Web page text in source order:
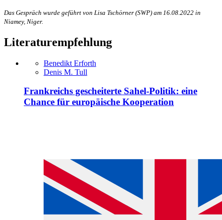
Das Gespräch wurde geführt von Lisa Tschörner (SWP) am 16.08.2022 in
Niamey, Niger.
Literaturempfehlung
Benedikt Erforth
Denis M. Tull
Frankreichs gescheiterte Sahel-Politik: eine
Chance für europäische Kooperation